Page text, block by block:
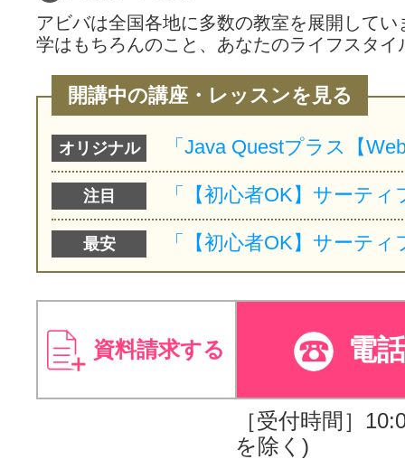
アビバは全国各地に多数の教室を展開してい
学はもちろんのこと、あなたのライフスタ
開講中の講座・レッスンを見る
オリジナル
注目
最安
資料請求する 電
［受付時間］
を除く)